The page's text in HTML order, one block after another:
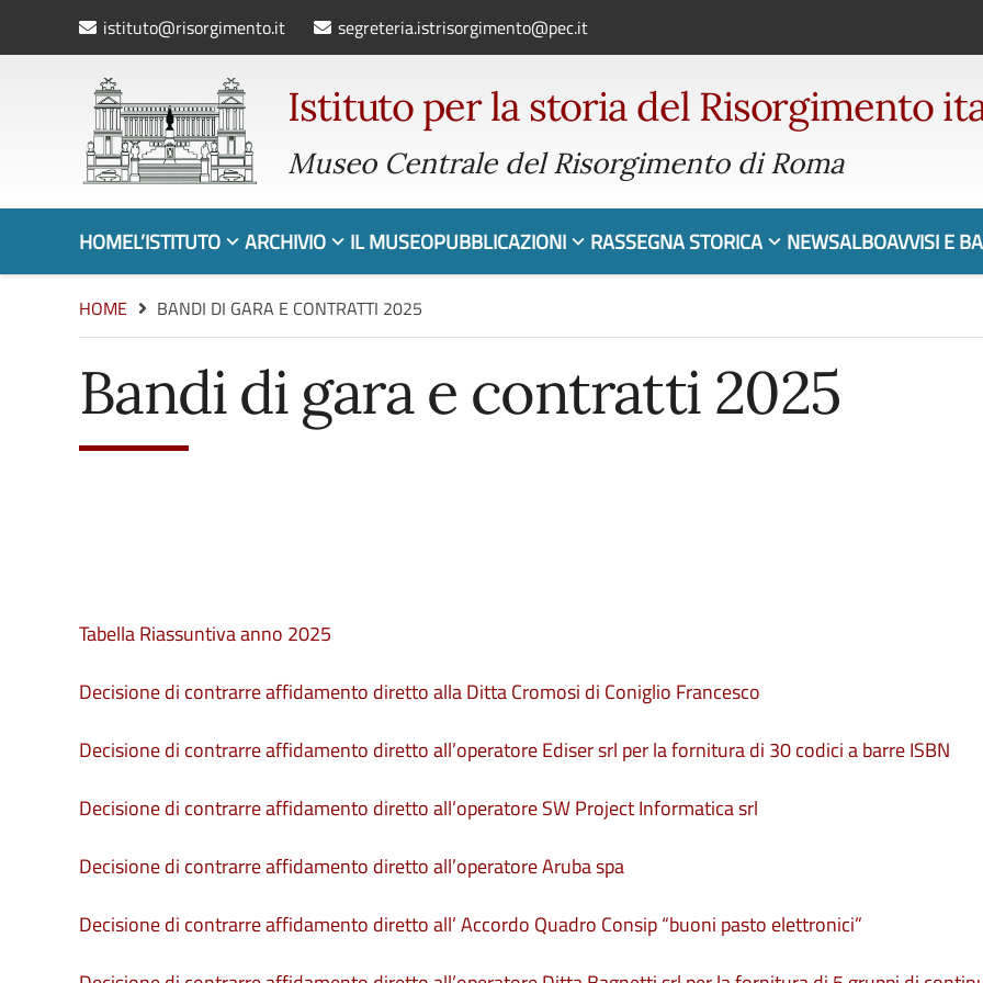
istituto@risorgimento.it segreteria.istrisorgimento@pec.it
Istituto per la storia del Risorgimento
Museo Centrale del Risorgimento di Roma
HOMEL’ISTITUTO ARCHIVIO IL MUSEOPUBBLICAZIONI RASSEGNA STORICA NEWSALBOAVVISI E
HOME BANDI DI GARA E CONTRATTI 2025
Bandi di gara e contratti 2025
Tabella Riassuntiva anno 2025
Decisione di contrarre affidamento diretto alla Ditta Cromosi di Coniglio Francesco
Decisione di contrarre affidamento diretto all’operatore Ediser srl per la fornitura di 30 codici a barre ISBN
Decisione di contrarre affidamento diretto all’operatore SW Project Informatica srl
Decisione di contrarre affidamento diretto all’operatore Aruba spa
Decisione di contrarre affidamento diretto all’ Accordo Quadro Consip “buoni pasto elettronici”